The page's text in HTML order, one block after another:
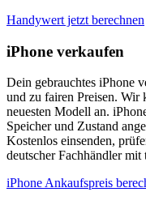
Handywert jetzt berechnen
iPhone verkaufen
Dein gebrauchtes iPhone
und zu fairen Preisen. Wir
neuesten Modell an.
Speicher und Zustand
Kostenlos einsenden,
deutscher Fachhändler mit
iPhone Ankaufspreis